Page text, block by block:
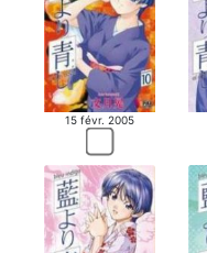
15 févr. 2005